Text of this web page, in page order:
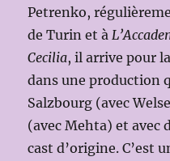
Petrenko,
de Turin et à
Cecilia, il arrive pour
dans une production
Salzbourg (avec
(avec Mehta) et avec
cast d’origine. C’est